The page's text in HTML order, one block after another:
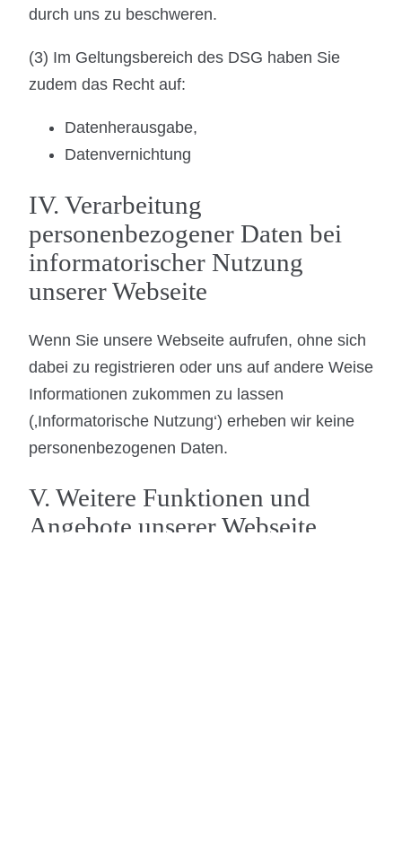
durch uns zu beschweren.
(3) Im Geltungsbereich des DSG haben Sie
zudem das Recht auf:
Datenherausgabe,
Datenvernichtung
IV. Verarbeitung
personenbezogener Daten bei
informatorischer Nutzung
unserer Webseite
Wenn Sie unsere Webseite aufrufen, ohne sich
dabei zu registrieren oder uns auf andere Weise
Informationen zukommen zu lassen
(‚Informatorische Nutzung‘) erheben wir keine
personenbezogenen Daten.
V. Weitere Funktionen und
Angebote unserer Webseite